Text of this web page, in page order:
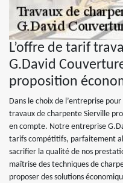
L’offre de tarif
G.David
proposition
Dans le choix de l’entreprise
travaux de charpente Sierville
en compte. Notre entreprise
tarifs compétitifs, parfaitement
sacrifier la qualité de nos
maîtrise des techniques de
proposer des solutions